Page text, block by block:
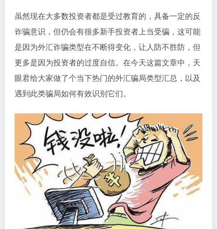
虽然现在大多数投资者都是受过教育的，具备一定的反
诈骗意识，但仍会有很多新手投资者上当受骗，这可能
是因为外汇诈骗类型在不断得变化，让人防不胜防，但
更多是因为投资者的过度自信。在今天这篇文章中，天
眼君给大家做了个当下热门的外汇骗局类型汇总，以及
遇到此类骗局如何有效识别它们。